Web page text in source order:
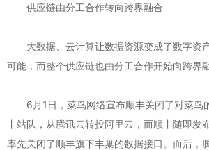
供应链由分工合作转向跨界融合
大数据、云计算让数据资源变成了数字资
可能，而整个供应链也由分工合作开始向跨界
6月1日，菜鸟网络宣布顺丰关闭了对菜鸟
丰站队，从腾讯云转投阿里云，而顺丰随即发
率先关闭了顺丰旗下丰巢的数据接口。而后，